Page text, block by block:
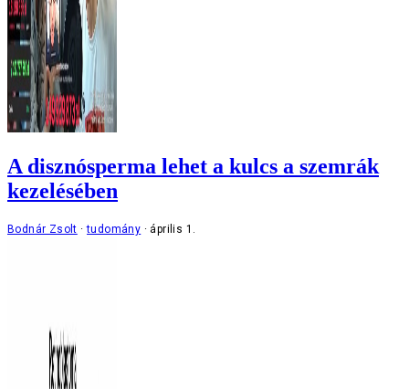
A disznósperma lehet a kulcs a szemrák
kezelésében
Bodnár Zsolt tudomány április 1.